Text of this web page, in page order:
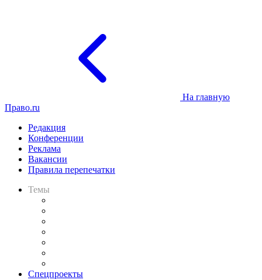
На главную
Право.ru
Редакция
Конференции
Реклама
Вакансии
Правила перепечатки
Темы
Спецпроекты